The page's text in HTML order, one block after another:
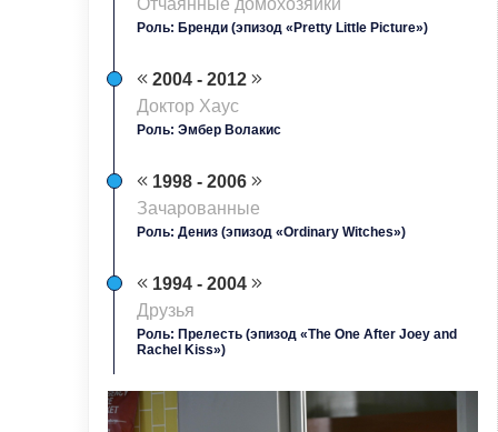
Роль: Бренди (эпизод «Pretty Little Picture»)
2004 - 2012
Доктор Хаус
Роль: Эмбер Волакис
1998 - 2006
Зачарованные
Роль: Дениз (эпизод «Ordinary Witches»)
1994 - 2004
Друзья
Роль: Прелесть (эпизод «The One After Joey and
Rachel Kiss»)